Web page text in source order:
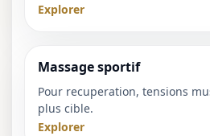
Explorer
Massage sportif
Pour recuperation, tensions
plus cible.
Explorer